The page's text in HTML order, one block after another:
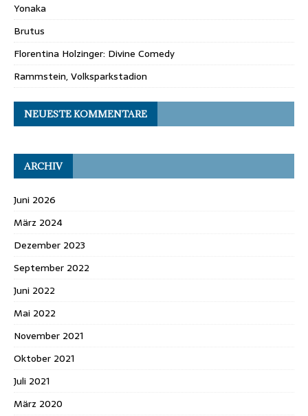
Yonaka
Brutus
Florentina Holzinger: Divine Comedy
Rammstein, Volksparkstadion
NEUESTE KOMMENTARE
ARCHIV
Juni 2026
März 2024
Dezember 2023
September 2022
Juni 2022
Mai 2022
November 2021
Oktober 2021
Juli 2021
März 2020